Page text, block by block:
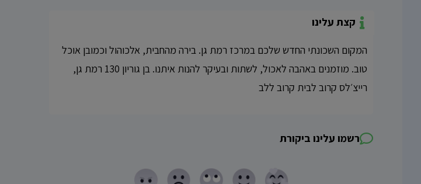
קצת עלינו
המקום השכונתי החדש שלכם במרכז רמת גן. בירה מהחבית, אלכוהול וכמובן אוכל
טוב. מוזמנים באהבה לאכול, לשתות ובעיקר להנות איתנו. בן גוריון 130 רמת גן,
רייצ׳לס קרוב לבית קרוב ללב
רשמו עלינו ביקורת